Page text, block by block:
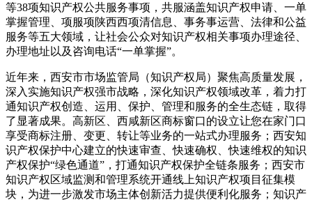
等38项知识产权公共服务事项，共服涵盖知识产权申请、一单
掌握管理、项服项陕西西项清信息、事务事运营、法律和公益
服务等五大领域，让社会公众对知识产权相关事项办理途径、
办理地址以及咨询电话“一单掌握”。
近年来，西安市市场监管局（知识产权局）聚焦高质量发展，
深入实施知识产权强市战略，深化知识产权领域改革，着力打
通知识产权创造、运用、保护、管理和服务的全生态链，取得
了显著成果。高新区、西咸新区商标窗口的设立让您在家门口
享受商标注册、变更、转让等业务的一站式办理服务；西安知
识产权保护中心建立的快速审查、快速确权、快速维权的知识
产权保护“绿色通道”，打通知识产权保护全链条服务；西安市
知识产权区域监测和管理系统开通线上知识产权项目征集模
块，为进一步激发市场主体创新活力提供便利化服务；知识产